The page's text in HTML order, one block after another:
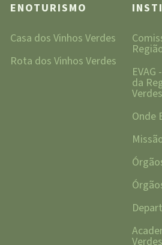
ENOTURISMO
Casa dos Vinhos Verdes
Rota dos Vinhos Verdes
da
Verdes
Onde
Verdes